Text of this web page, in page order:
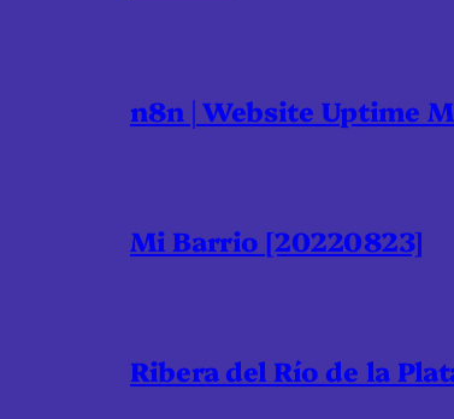
n8n | Website Uptime
Mi Barrio [20220823]
Ribera del Río de la